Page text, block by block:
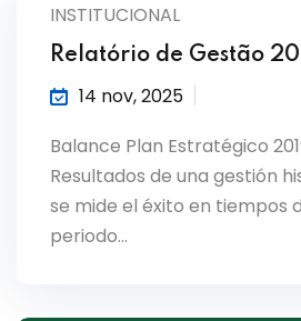
INSTITUCIONAL
Relatório de Gestão
14 nov, 2025
Balance Plan Estratégico
Resultados de una gestión
se mide el éxito en tiempos
periodo…